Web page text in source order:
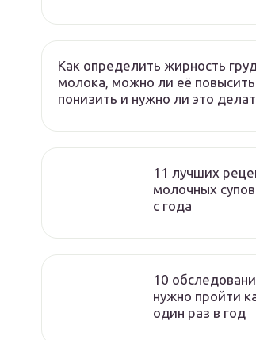
Как определить жирность
молока, можно ли её
понизить и нужно ли это
11 лучших
молочных
с года
10
нужно пройти
один раз в год